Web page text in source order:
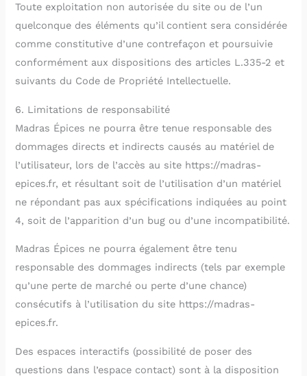
Toute exploitation non autorisée du site ou de l’un
quelconque des éléments qu’il contient sera considérée
comme constitutive d’une contrefaçon et poursuivie
conformément aux dispositions des articles L.335-2 et
suivants du Code de Propriété Intellectuelle.
6. Limitations de responsabilité
Madras Épices ne pourra être tenue responsable des
dommages directs et indirects causés au matériel de
l’utilisateur, lors de l’accès au site https://madras-
epices.fr, et résultant soit de l’utilisation d’un matériel
ne répondant pas aux spécifications indiquées au point
4, soit de l’apparition d’un bug ou d’une incompatibilité.
Madras Épices ne pourra également être tenu
responsable des dommages indirects (tels par exemple
qu’une perte de marché ou perte d’une chance)
consécutifs à l’utilisation du site https://madras-
epices.fr.
Des espaces interactifs (possibilité de poser des
questions dans l’espace contact) sont à la disposition